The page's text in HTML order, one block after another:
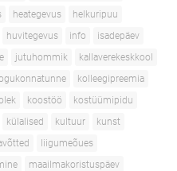
heategevus
helkuripuu
huvitegevus info
isadepäev
jutuhommik
kallaverekeskkool
kolleegipreemia
koostöö
kostüümipidu
külalised kultuur
kunst
liigumeõues
maailmakoristuspäev